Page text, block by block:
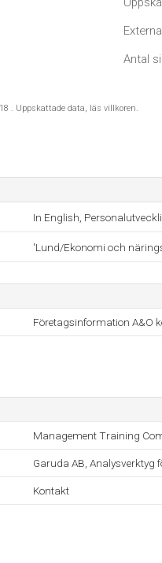
Antal
. Uppskattade data, läs villkoren.
In English,
'Lund/Ekonomi och
Företagsinformation A&O
Management Training
Garuda AB, Analysverktyg
Kontakt